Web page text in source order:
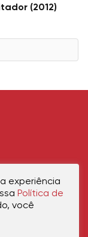
(2012)
ContatoSobre Nós
experiência
Política de
você